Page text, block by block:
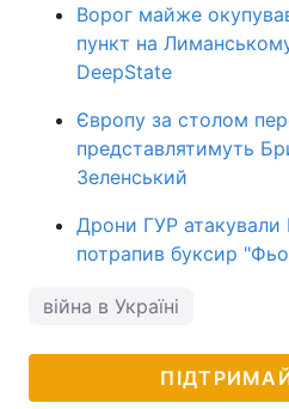
Ворог майже
пункт на
DeepState
Європу за столом
представлятимуть
Зеленський
Дрони ГУР атакували
потрапив буксир
війна в Україні